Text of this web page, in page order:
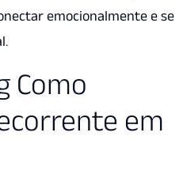
emocionalmente e se
.
Como
em